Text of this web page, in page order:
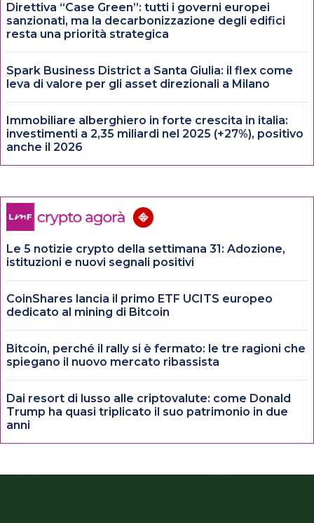
Direttiva “Case Green”: tutti i governi europei
sanzionati, ma la decarbonizzazione degli edifici
resta una priorità strategica
Spark Business District a Santa Giulia: il flex come
leva di valore per gli asset direzionali a Milano
Immobiliare alberghiero in forte crescita in italia:
investimenti a 2,35 miliardi nel 2025 (+27%), positivo
anche il 2026
Le 5 notizie crypto della settimana 31: Adozione,
istituzioni e nuovi segnali positivi
CoinShares lancia il primo ETF UCITS europeo
dedicato al mining di Bitcoin
Bitcoin, perché il rally si è fermato: le tre ragioni che
spiegano il nuovo mercato ribassista
Dai resort di lusso alle criptovalute: come Donald
Trump ha quasi triplicato il suo patrimonio in due
anni